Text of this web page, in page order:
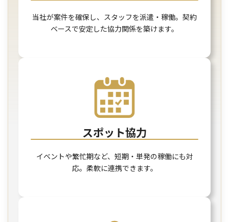
当社が案件を確保し、スタッフを派遣・稼働。契約
ベースで安定した協力関係を築けます。
スポット協力
イベントや繁忙期など、短期・単発の稼働にも対
応。柔軟に連携できます。